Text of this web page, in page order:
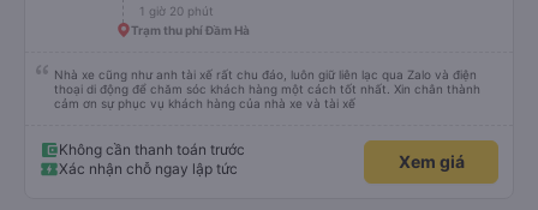
1 giờ 20 phút
Trạm thu phí Đầm Hà
Nhà xe cũng như anh tài xế rất chu đáo, luôn giữ liên lạc qua Zalo và điện
thoại di động để chăm sóc khách hàng một cách tốt nhất. Xin chân thành
cảm ơn sự phục vụ khách hàng của nhà xe và tài xế
Không cần thanh toán trước
Xác nhận chỗ ngay lập tức
Xem giá